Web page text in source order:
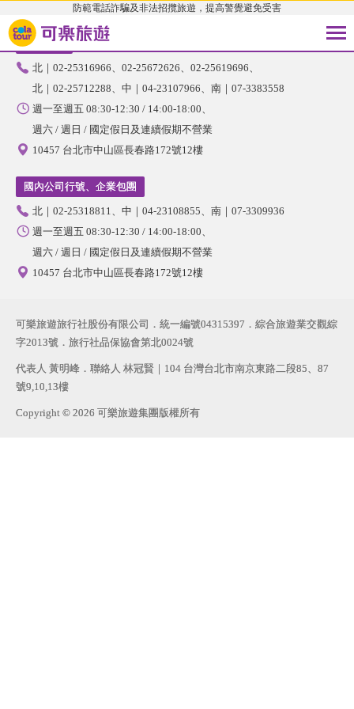
防範電話詐騙及非法招攬旅遊，提高警覺避免受害
國內旅遊
北｜02-25316966 02-25672626
02-25619696
北｜02-25712288
中｜04-23107966
南｜07-3383558
週一至週五 08:30-12:30 / 14:00-18:00
週六 / 週日 / 國定假日及連續假期不營業
10457 台北市中山區長春路172號12樓
國內公司行號、企業包團
北｜02-25318811 中｜04-23108855
南｜07-3309936
週一至週五 08:30-12:30 / 14:00-18:00
週六 / 週日 / 國定假日及連續假期不營業
10457 台北市中山區長春路172號12樓
可樂旅遊旅行社股份有限公司．統一編號04315397．綜合旅遊業交觀綜
字2013號．旅行社品保協會第北0024號
代表人 黃明峰．聯絡人 林冠賢｜104 台灣台北市南京東路二段85、87
號9,10,13樓
Copyright © 2026 可樂旅遊集團版權所有